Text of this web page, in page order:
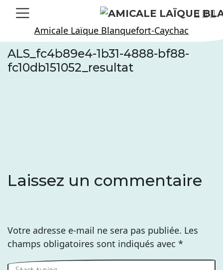
Skip
Amicale Laïque Blanquefort-Caychac
ALS_fc4b89e4-1b31-4888-bf88-
fc10db151052_resultat
Laissez un commentaire
Votre adresse e-mail ne sera pas publiée. Les
champs obligatoires sont indiqués avec *